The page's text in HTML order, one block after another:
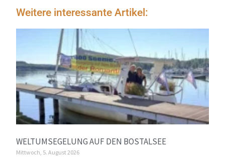
Weitere interessante Artikel:
WELTUMSEGELUNG AUF DEN BOSTALSEE
Mittwoch, 5. August 2026